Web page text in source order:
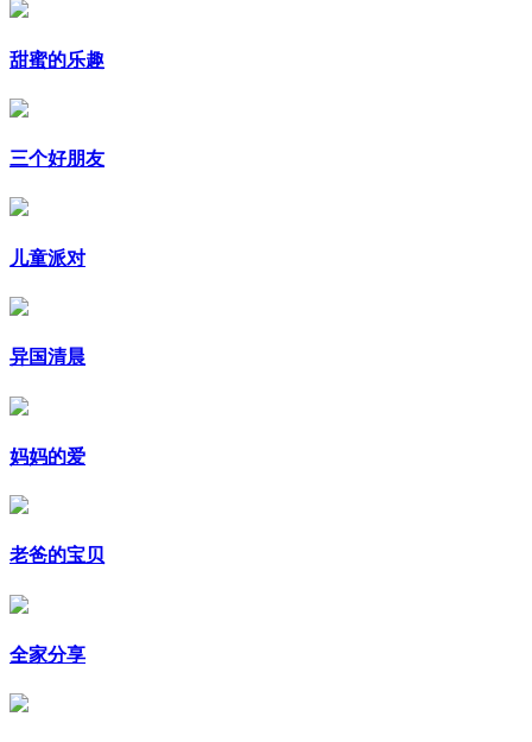
甜蜜的乐趣
三个好朋友
儿童派对
异国清晨
妈妈的爱
老爸的宝贝
全家分享